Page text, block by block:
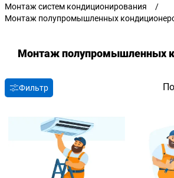
Монтаж систем кондиционирования
Монтаж полупромышленных
Монтаж полупромышленных
Фильтр